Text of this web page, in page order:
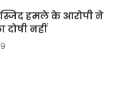
हमले के आरोपी ने
नहीं